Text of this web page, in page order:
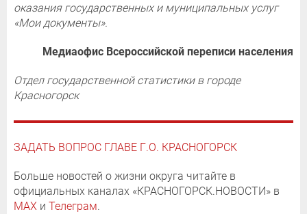
оказания государственных и муниципальных услуг
«Мои документы».
Медиаофис Всероссийской переписи населения
Отдел государственной статистики в городе
Красногорск
ЗАДАТЬ ВОПРОС ГЛАВЕ Г.О. КРАСНОГОРСК
Больше новостей о жизни округа читайте в
официальных каналах «КРАСНОГОРСК.НОВОСТИ» в
MAX и Телеграм.